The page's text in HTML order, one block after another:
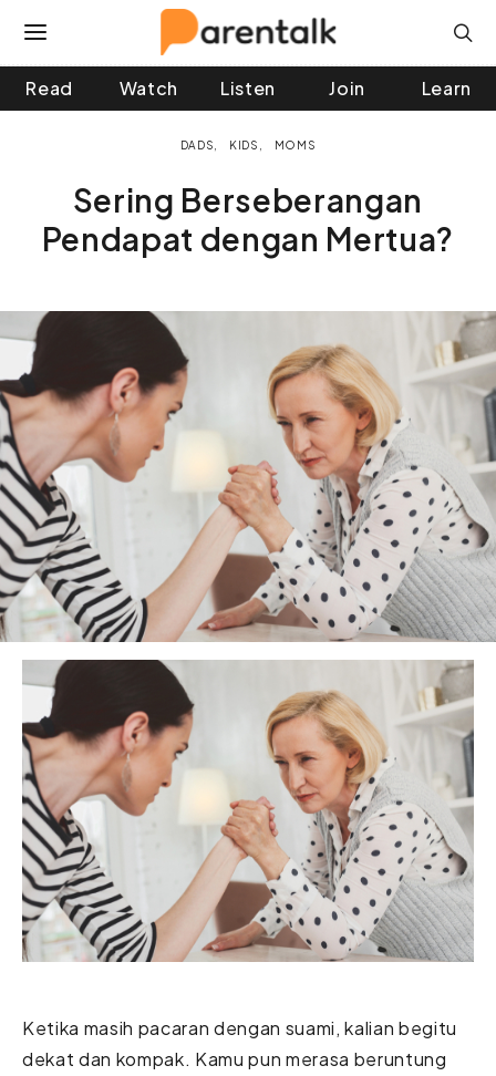
Read Watch Listen Join Learn
DADS KIDS MOMS
Sering Berseberangan
Pendapat dengan Mertua?
Ketika masih pacaran dengan suami, kalian begitu
dekat dan kompak. Kamu pun merasa beruntung